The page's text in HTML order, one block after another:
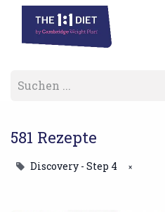
581 Rezepte
Discovery - Step 4 ×